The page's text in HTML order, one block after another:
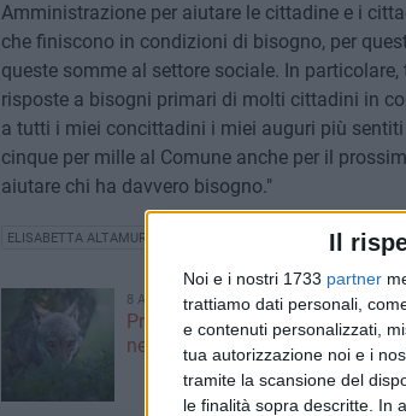
Il
Noi e i nostri 1733 partner
trattiamo dati personali,
e contenuti personalizzati,
tua autorizzazione noi e i
tramite la scansione del
le finalità sopra descritte. In
Amministrazione per aiutare le cittadine e i
che finiscono in condizioni di bisogno, per
queste somme al settore sociale. In
risposte a bisogni primari di molti cittadini in
a tutti i miei concittadini i miei auguri più
cinque per mille al Comune anche per il
aiutare chi ha davvero bisogno."
ELISABETTA ALTAMURA
8 AGOSTO 2026
Probabile presenza di un lupo
nella aree rurali di Ruvo di Puglia